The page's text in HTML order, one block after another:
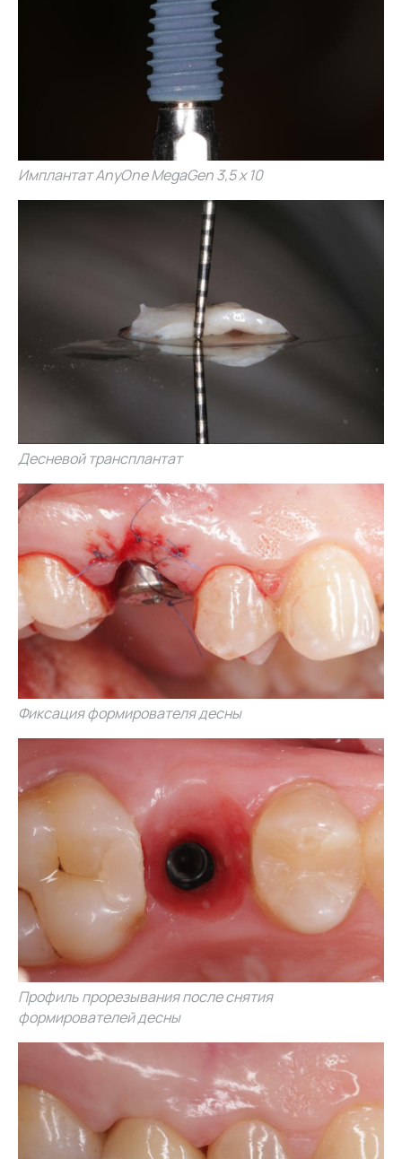
Имплантат AnyOne MegaGen 3,5 x 10
Десневой трансплантат
Фиксация формирователя десны
Профиль прорезывания после снятия
формирователей десны